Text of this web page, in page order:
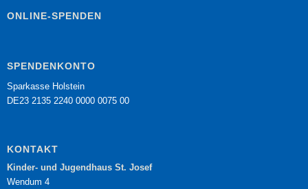
ONLINE-SPENDEN
SPENDENKONTO
Sparkasse Holstein
DE23 2135 2240 0000 0075 00
KONTAKT
Kinder- und Jugendhaus St. Josef
Wendum 4